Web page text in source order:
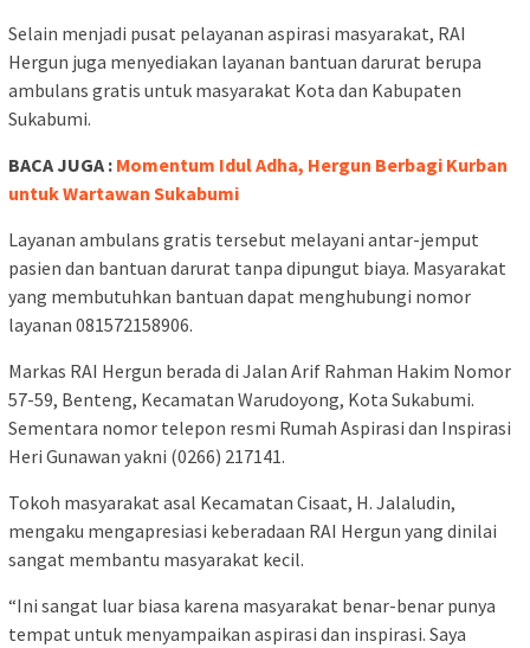
Selain menjadi pusat pelayanan aspirasi masyarakat, RAI
Hergun juga menyediakan layanan bantuan darurat berupa
ambulans gratis untuk masyarakat Kota dan Kabupaten
Sukabumi.
BACA JUGA : Momentum Idul Adha, Hergun Berbagi Kurban
untuk Wartawan Sukabumi
Layanan ambulans gratis tersebut melayani antar-jemput
pasien dan bantuan darurat tanpa dipungut biaya. Masyarakat
yang membutuhkan bantuan dapat menghubungi nomor
layanan 081572158906.
Markas RAI Hergun berada di Jalan Arif Rahman Hakim Nomor
57-59, Benteng, Kecamatan Warudoyong, Kota Sukabumi.
Sementara nomor telepon resmi Rumah Aspirasi dan Inspirasi
Heri Gunawan yakni (0266) 217141.
Tokoh masyarakat asal Kecamatan Cisaat, H. Jalaludin,
mengaku mengapresiasi keberadaan RAI Hergun yang dinilai
sangat membantu masyarakat kecil.
“Ini sangat luar biasa karena masyarakat benar-benar punya
tempat untuk menyampaikan aspirasi dan inspirasi. Saya